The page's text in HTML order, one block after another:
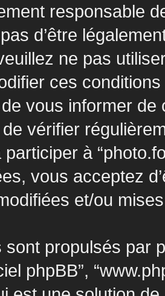
responsable
d’être
ne pas
ces
vous informer
vérifier
à
vous acceptez
et/ou
propulsés par
phpBB”,